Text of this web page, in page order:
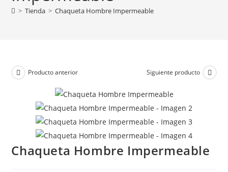
> Tienda > Chaqueta Hombre Impermeable
Producto anterior Siguiente producto
Chaqueta Hombre Impermeable